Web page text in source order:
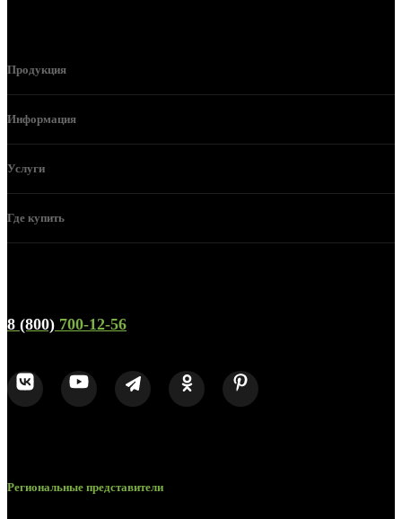
Продукция
Информация
Услуги
Где купить
8 (800) 700-12-56
Региональные представители